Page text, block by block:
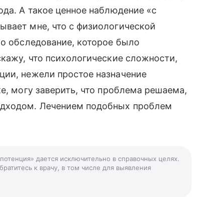
А такое ценное наблюдение «с
мне, что с физиологической
обследование, которое было
что психологические сложности,
нежели простое назначение
могу заверить, что проблема решаема,
Лечением подобных проблем
дается исключительно в справочных целях.
к врачу, в том числе для выявления